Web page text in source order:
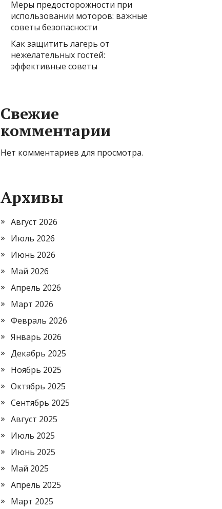
Меры предосторожности при
использовании моторов: важные
советы безопасности
Как защитить лагерь от
нежелательных гостей:
эффективные советы
Свежие
комментарии
Нет комментариев для просмотра.
Архивы
Август 2026
Июль 2026
Июнь 2026
Май 2026
Апрель 2026
Март 2026
Февраль 2026
Январь 2026
Декабрь 2025
Ноябрь 2025
Октябрь 2025
Сентябрь 2025
Август 2025
Июль 2025
Июнь 2025
Май 2025
Апрель 2025
Март 2025